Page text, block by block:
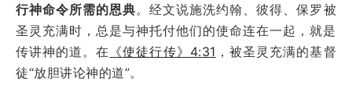
行神命令所需的恩典。经文说施洗约翰、彼得、保罗被
圣灵充满时，总是与神托付他们的使命连在一起，就是
传讲神的道。在 《使徒行传》4:31 ，被圣灵充满的基督
徒“放胆讲论神的道”。